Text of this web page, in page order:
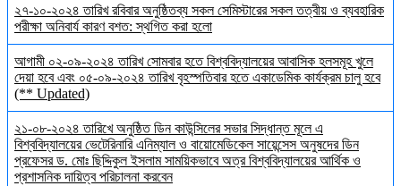
২৭-১০-২০২৪ তারিখ রবিবার অনুষ্ঠিতব্য সকল সেমিস্টারের সকল তত্বীয় ও ব্যবহারিক
পরীক্ষা অনিবার্য কারণ বশত: স্থগিত করা হলো
আগামী ০২-০৯-২০২৪ তারিখ সোমবার হতে বিশ্ববিদ্যালয়ের আবাসিক হলসমূহ খুলে
দেয়া হবে এবং ০৫-০৯-২০২৪ তারিখ বৃহস্পতিবার হতে একাডেমিক কার্যক্রম চালু হবে
(** Updated)
২১-০৮-২০২৪ তারিখে অনুষ্ঠিত ডিন কাউন্সিলের সভার সিদ্ধান্ত মূলে এ
বিশ্ববিদ্যালয়ের ভেটেরিনারি এনিম্যাল ও বায়োমেডিকেল সায়েন্সেস অনুষদের ডিন
প্রফেসর ড. মোঃ ছিদ্দিকুল ইসলাম সাময়িকভাবে অত্র বিশ্ববিদ্যালয়ের আর্থিক ও
প্রশাসনিক দায়িত্ব পরিচালনা করবেন